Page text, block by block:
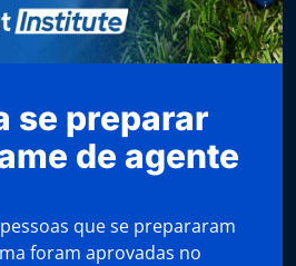
se preparar
de agente
que se prepararam
foram aprovadas no